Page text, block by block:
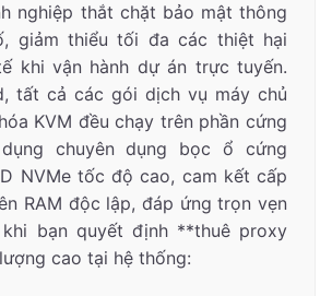
nghiệp thắt chặt bảo mật thông
giảm thiểu tối đa các thiệt hại
khi vận hành dự án trực tuyến.
tất cả các gói dịch vụ máy chủ
KVM đều chạy trên phần cứng
chuyên dụng bọc ổ cứng
NVMe tốc độ cao, cam kết cấp
RAM độc lập, đáp ứng trọn vẹn
bạn quyết định **thuê proxy
cao tại hệ thống: